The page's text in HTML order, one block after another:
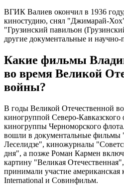
ВГИК Валиев окончил в 1936
киностудию, снял "Джимарай-
"Грузинский павильон
другие документальные и
Какие фильмы
во время Великой
войны?
В годы Великой Отечественной
киногруппой Северо-
киногруппы Черноморского
вошли в документальные фильмы
Леселидзе", киножурналы
дня", а позже Роман Кармен
картину "Великая
принимали участие
International и Совинфильм.